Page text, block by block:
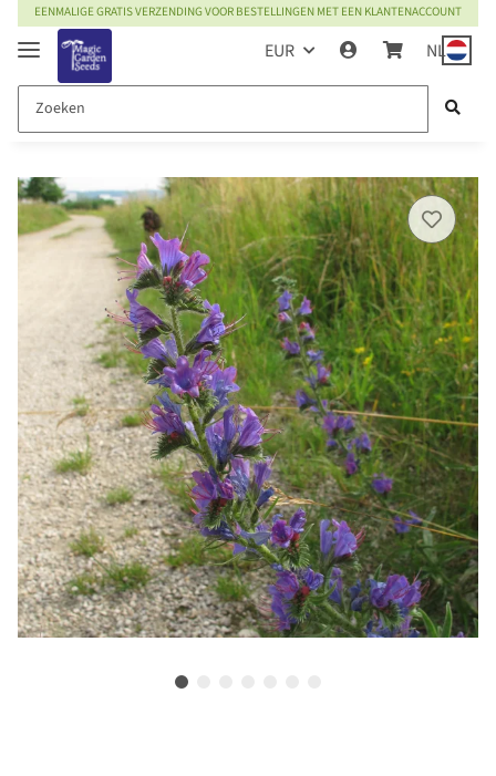
EENMALIGE GRATIS VERZENDING VOOR BESTELLINGEN MET EEN KLANTENACCOUNT
EUR NL